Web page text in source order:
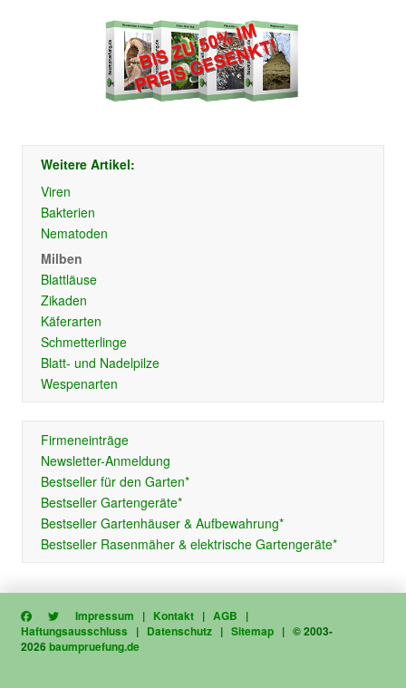
Weitere Artikel:
Viren
Bakterien
Nematoden
Milben
Blattläuse
Zikaden
Käferarten
Schmetterlinge
Blatt- und Nadelpilze
Wespenarten
Firmeneinträge
Newsletter-Anmeldung
Bestseller für den Garten*
Bestseller Gartengeräte*
Bestseller Gartenhäuser & Aufbewahrung*
Bestseller Rasenmäher & elektrische Gartengeräte*
Impressum | Kontakt |AGB |
Haftungsausschluss | Datenschutz |Sitemap | © 2003-
2026baumpruefung.de